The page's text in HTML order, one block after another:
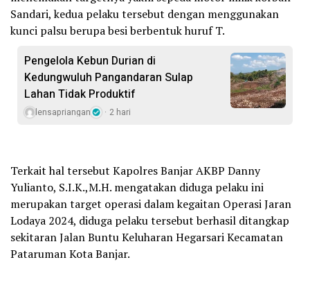
Sandari, kedua pelaku tersebut dengan menggunakan
kunci palsu berupa besi berbentuk huruf T.
Pengelola Kebun Durian di
Kedungwuluh Pangandaran Sulap
Lahan Tidak Produktif ‎
lensapriangan 2 hari
Terkait hal tersebut Kapolres Banjar AKBP Danny
Yulianto, S.I.K.,M.H. mengatakan diduga pelaku ini
merupakan target operasi dalam kegaitan Operasi Jaran
Lodaya 2024, diduga pelaku tersebut berhasil ditangkap
sekitaran Jalan Buntu Keluharan Hegarsari Kecamatan
Pataruman Kota Banjar.